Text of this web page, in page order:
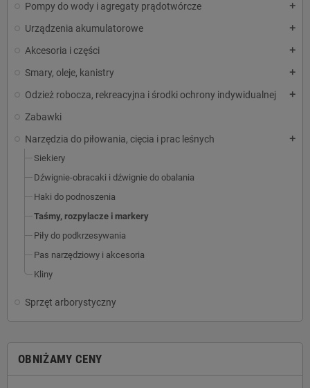
Pompy do wody i agregaty prądotwórcze add
Urządzenia akumulatorowe add
Akcesoria i części add
Smary, oleje, kanistry add
Odzież robocza, rekreacyjna i środki ochrony indywidualnej add
Zabawki
Narzędzia do piłowania, cięcia i prac leśnych
add
Siekiery
Dźwignie-obracaki i dźwignie do obalania
Haki do podnoszenia
Taśmy, rozpylacze i markery
Piły do podkrzesywania
Pas narzędziowy i akcesoria
Kliny
Sprzęt arborystyczny
OBNIŻAMY CENY